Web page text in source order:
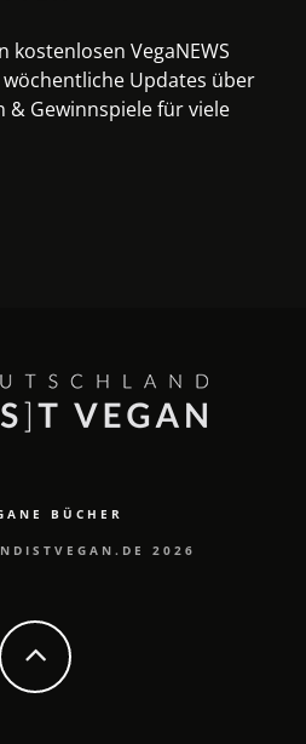
VegaNEWS
Updates über
& Gewinnspiele für viele
BÜCHER
2026